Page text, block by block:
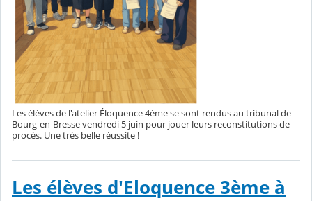
Les élèves de l'atelier Éloquence 4ème se sont rendus au tribunal de
Bourg-en-Bresse vendredi 5 juin pour jouer leurs reconstitutions de
procès. Une très belle réussite !
Les élèves d'Eloquence 3ème à